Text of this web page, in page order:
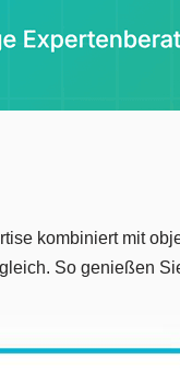
kombiniert mit
So genießen